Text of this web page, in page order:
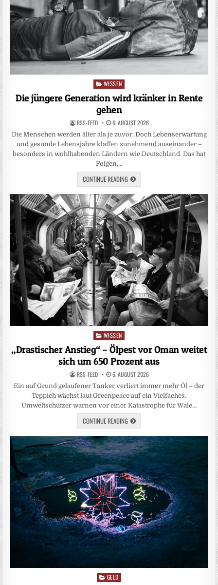
Posted
in
WISSEN
Die jüngere Generation wird kränker in Rente
gehen
RSS-FEED 6. AUGUST 2026
Die Menschen werden älter als je zuvor. Doch Lebenserwartung
und gesunde Lebensjahre klaffen zunehmend auseinander –
besonders in wohlhabenden Ländern wie Deutschland. Das hat
Folgen,…
CONTINUE READING
Posted
in
WISSEN
„Drastischer Anstieg“ – Ölpest vor Oman weitet
sich um 650 Prozent aus
RSS-FEED 6. AUGUST 2026
Ein auf Grund gelaufener Tanker verliert immer mehr Öl – der
Teppich wächst laut Greenpeace auf ein Vielfaches.
Umweltschützer warnen vor einer Katastrophe für Wale…
CONTINUE READING
Posted
GELD